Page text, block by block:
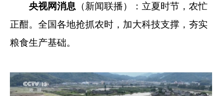
央视网消息 （新闻联播）：立夏时节，农忙
正酣。全国各地抢抓农时，加大科技支撑，夯实
粮食生产基础。